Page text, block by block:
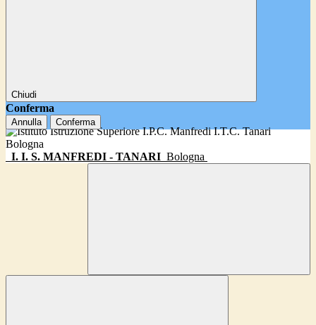
Chiudi
Conferma
Annulla Conferma
I. I. S. MANFREDI - TANARI Bologna